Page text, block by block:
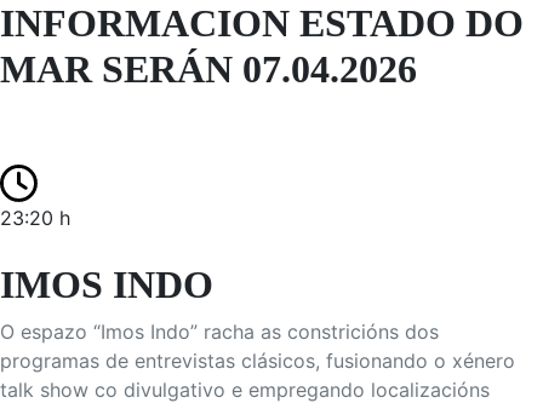
INFORMACION ESTADO DO
MAR SERÁN 07.04.2026
23:20 h
IMOS INDO
O espazo “Imos Indo” racha as constricións dos
programas de entrevistas clásicos, fusionando o xénero
talk show co divulgativo e empregando localizacións